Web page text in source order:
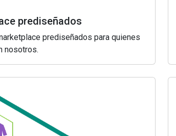
prediseñados
prediseñados para quienes
nosotros.